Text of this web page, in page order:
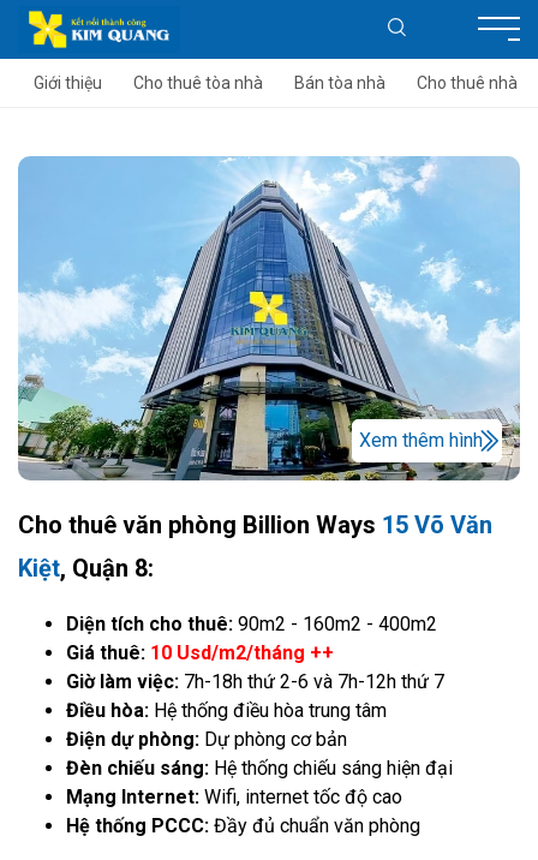
Giới thiệu Cho thuê tòa nhà Bán tòa nhà Cho thuê nhà
Xem thêm hình
Cho thuê văn phòng Billion Ways 15 Võ Văn
Kiệt, Quận 8:
Diện tích cho thuê: 90m2 - 160m2 - 400m2
Giá thuê: 10 Usd/m2/tháng ++
Giờ làm việc: 7h-18h thứ 2-6 và 7h-12h thứ 7
Điều hòa: Hệ thống điều hòa trung tâm
Điện dự phòng: Dự phòng cơ bản
Đèn chiếu sáng: Hệ thống chiếu sáng hiện đại
Mạng Internet: Wifi, internet tốc độ cao
Hệ thống PCCC: Đầy đủ chuẩn văn phòng